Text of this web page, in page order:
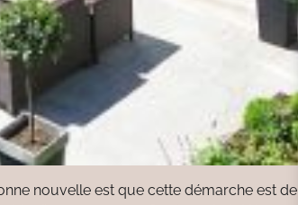
nouvelle est que cette démarche est de